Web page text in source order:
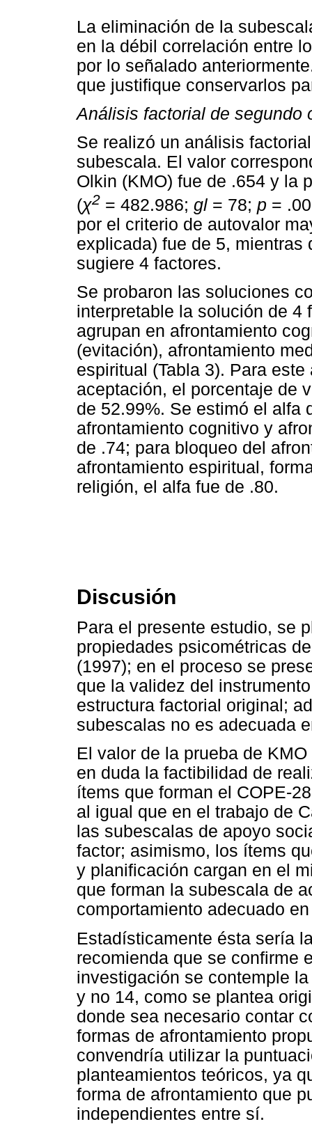
La eliminación de la
en la débil correlación entre
por lo señalado
que justifique conservarlos
Análisis factorial de segundo
Se realizó un análisis
subescala. El valor
Olkin (KMO) fue de .654 y la
(χ2 = 482.986; gl = 78; p =
por el criterio de autovalor
explicada) fue de 5,
sugiere 4 factores.
Se probaron las soluciones
interpretable la solución de 4
agrupan en afrontamiento
(evitación), afrontamiento
espiritual (Tabla 3). Para
aceptación, el porcentaje de
de 52.99%. Se estimó el alfa
afrontamiento cognitivo y
de .74; para bloqueo del
afrontamiento espiritual,
religión, el alfa fue de .80.
Discusión
Para el presente estudio, se
propiedades psicométricas
(1997); en el proceso se
que la validez del
estructura factorial original;
subescalas no es adecuada
El valor de la prueba de
en duda la factibilidad de
ítems que forman el COPE-
al igual que en el trabajo de
las subescalas de apoyo
factor; asimismo, los ítems
y planificación cargan en el
que forman la subescala de
comportamiento adecuado
Estadísticamente ésta sería
recomienda que se confirme
investigación se contemple
y no 14, como se plantea
donde sea necesario contar
formas de afrontamiento
convendría utilizar la
planteamientos teóricos, ya
forma de afrontamiento que
independientes entre sí.